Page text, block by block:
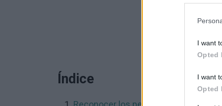
I want
Opted
I want
Opted
Índice